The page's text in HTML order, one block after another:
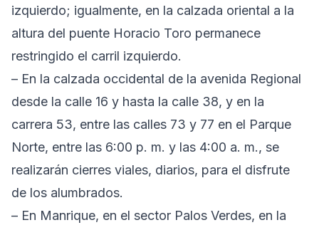
izquierdo; igualmente, en la calzada oriental a la
altura del puente Horacio Toro permanece
restringido el carril izquierdo.
– En la calzada occidental de la avenida Regional
desde la calle 16 y hasta la calle 38, y en la
carrera 53, entre las calles 73 y 77 en el Parque
Norte, entre las 6:00 p. m. y las 4:00 a. m., se
realizarán cierres viales, diarios, para el disfrute
de los alumbrados.
– En Manrique, en el sector Palos Verdes, en la